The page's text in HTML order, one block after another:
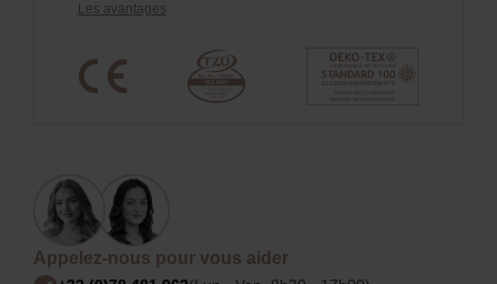
Les avantages
Appelez-nous pour vous aider